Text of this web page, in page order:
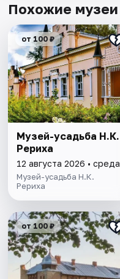
Похожие музеи
от 100 ₽
Музей-усадьба Н.К.
Рериха
12 августа 2026 • среда
Музей-усадьба Н.К.
Рериха
от 100 ₽